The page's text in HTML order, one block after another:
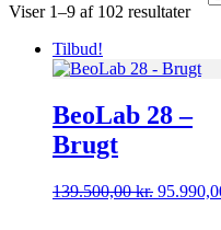
Viser 1–9 af 102 resultater
Tilbud!
BeoLab 28 –
Brugt
139.500,00kr. Den